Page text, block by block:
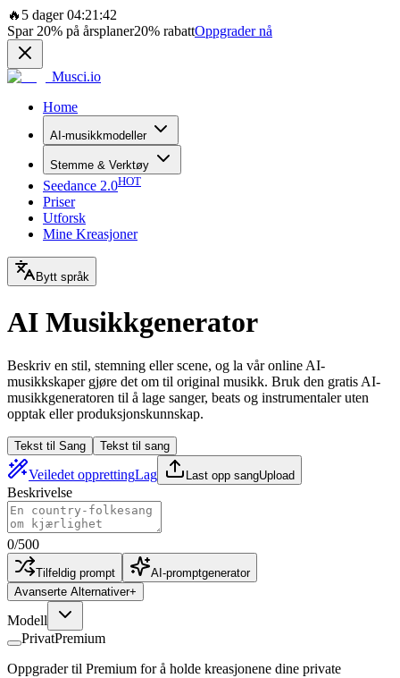
🔥 5 dager 04:21:42
Spar 20% på årsplaner20% rabattOppgrader nå
Musci.io
Home
AI-musikkmodeller
Stemme & Verktøy
Seedance 2.0HOT
Priser
Utforsk
Mine Kreasjoner
Bytt språk
AI Musikkgenerator
Beskriv en stil, stemning eller scene, og la vår online AI-
musikkskaper gjøre det om til original musikk. Bruk den gratis AI-
musikkgeneratoren til å lage sanger, beats og instrumentaler uten
opptak eller produksjonskunnskap.
Tekst til Sang Tekst til sang
Veiledet opprettingLag Last opp sangUpload
Beskrivelse
0/500
Tilfeldig prompt
AI-promptgenerator
Avanserte Alternativer+
Modell
PrivatPremium
Oppgrader til Premium for å holde kreasjonene dine private